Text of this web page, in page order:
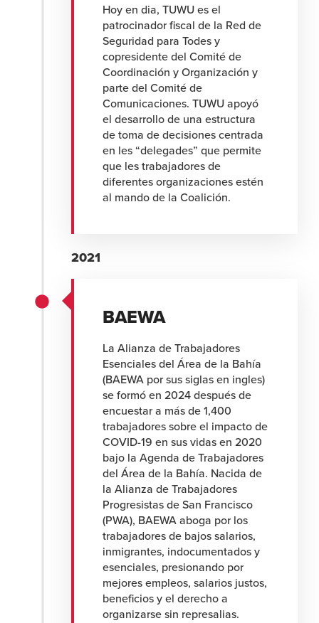
Hoy en dia, TUWU es el
patrocinador fiscal de la Red de
Seguridad para Todes y
copresidente del Comité de
Coordinación y Organización y
parte del Comité de
Comunicaciones. TUWU apoyó
el desarrollo de una estructura
de toma de decisiones centrada
en les “delegades” que permite
que les trabajadores de
diferentes organizaciones estén
al mando de la Coalición.
2021
BAEWA
La Alianza de Trabajadores
Esenciales del Área de la Bahía
(BAEWA por sus siglas en ingles)
se formó en 2024 después de
encuestar a más de 1,400
trabajadores sobre el impacto de
COVID-19 en sus vidas en 2020
bajo la Agenda de Trabajadores
del Área de la Bahía. Nacida de
la Alianza de Trabajadores
Progresistas de San Francisco
(PWA), BAEWA aboga por los
trabajadores de bajos salarios,
inmigrantes, indocumentados y
esenciales, presionando por
mejores empleos, salarios justos,
beneficios y el derecho a
organizarse sin represalias.